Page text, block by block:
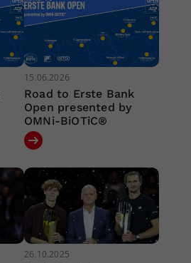
15.06.2026
Road to Erste Bank
Open presented by
OMNi-BiOTiC®
26.10.2025